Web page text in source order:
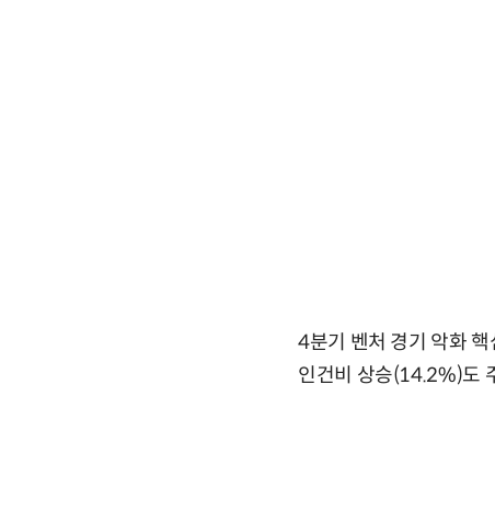
4분기 벤처 경기 악화
인건비 상승(14.2%)도